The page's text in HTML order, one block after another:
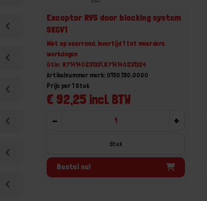
Exceptor RVS door blocking system
SKGV1
Niet op voorraad, levertijd 1 tot meerdere
werkdagen
Gtin: 8714140231331,8714140231324
Artikelnummer merk: 0150.150.0000
€ 92,25 incl. BTW
Prijs per 1 Stuk
- +
Stuk
Bestel nu!